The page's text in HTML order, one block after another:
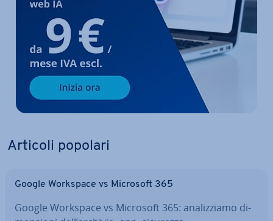
Articoli popolari
Google Workspace vs Microsoft 365
Google Workspace vs Microsoft 365: ana­liz­zia­mo di­